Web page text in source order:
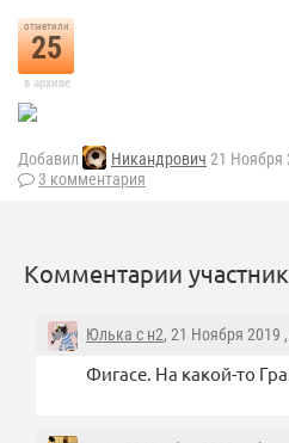
отметили
25
в архиве
Добавил Никандрович 21 Ноября
3 комментария
Комментарии
Юлька с н2, 21 Ноября 2019 ,
Фигасе. На какой-то